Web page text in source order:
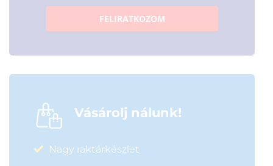
FELIRATKOZOM
Vásárolj nálunk!
Nagy raktárkészlet